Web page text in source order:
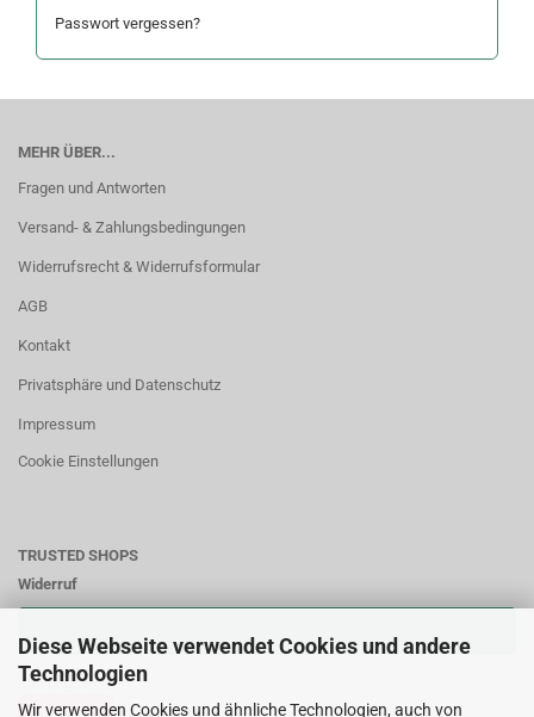
Diese Webseite verwendet Cookies und andere
Technologien
Wir verwenden Cookies und ähnliche Technologien, auch von
Passwort vergessen?
MEHR ÜBER...
Fragen und Antworten
Versand- & Zahlungsbedingungen
Widerrufsrecht & Widerrufsformular
AGB
Kontakt
Privatsphäre und Datenschutz
Impressum
Cookie Einstellungen
TRUSTED SHOPS
Widerruf
Zahlungsweisen: